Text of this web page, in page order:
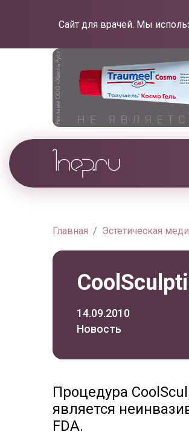
Сайт для врачей. Мы
Главная Эстетическая
14.09.2010
Новость
Процедура
является
FDA.